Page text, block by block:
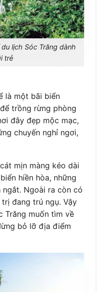
lịch Sóc Trăng dành
trẻ
là một bãi biển
trồng rừng phòng
đây đẹp mộc mạc,
chuyến nghỉ ngơi,
mịn màng kéo dài
hiền hòa, những
ngắt. Ngoài ra còn có
đang trú ngụ. Vậy
Trăng muốn tìm về
bỏ lỡ địa điểm